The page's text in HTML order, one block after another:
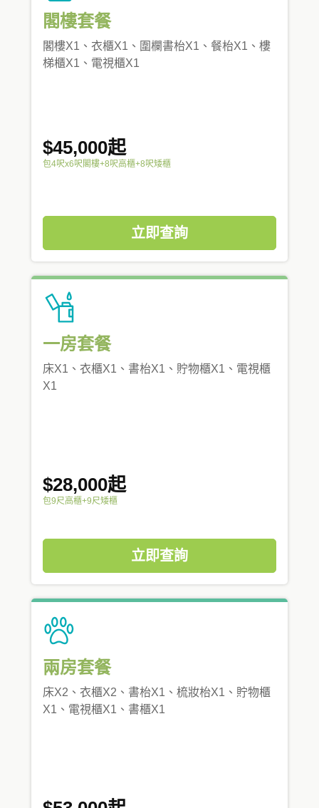
閣樓套餐
閣樓X1、衣櫃X1、圍欄書枱X1、餐枱X1、樓
梯櫃X1、電視櫃X1
$45,000起
包4呎x6呎閣樓+8呎高櫃+8呎矮櫃
立即查詢
一房套餐
床X1、衣櫃X1、書枱X1、貯物櫃X1、電視櫃
X1
$28,000起
包9尺高櫃+9尺矮櫃
立即查詢
兩房套餐
床X2、衣櫃X2、書枱X1、梳妝枱X1、貯物櫃
X1、電視櫃X1、書櫃X1